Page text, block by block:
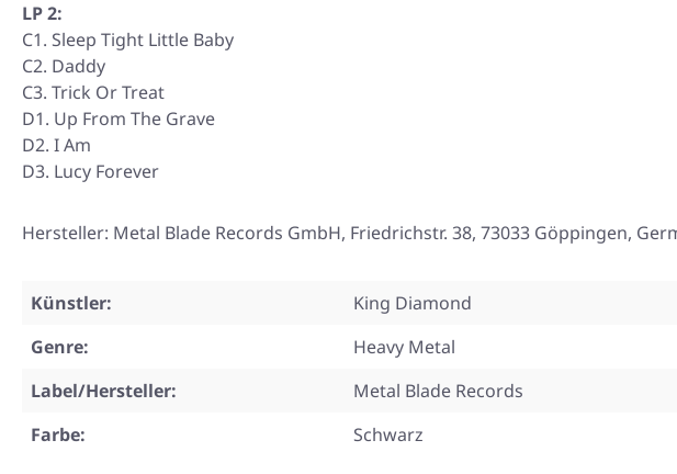
LP 2:
C1. Sleep Tight Little Baby
C2. Daddy
C3. Trick Or Treat
D1. Up From The Grave
D2. I Am
D3. Lucy Forever
Hersteller: Metal Blade Records GmbH, Friedrichstr. 38, 73033 Göppingen,
Künstler:
King Diamond
Genre:
Heavy Metal
Label/Hersteller:
Metal Blade Records
Farbe:
Schwarz